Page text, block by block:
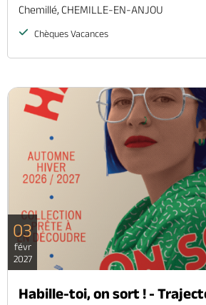
Chemillé, CHEMILLE-EN-ANJOU
Chèques Vacances
03
févr
2027
Habille-toi, on sort ! -